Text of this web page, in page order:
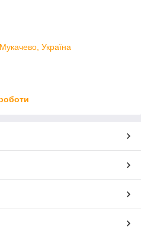
Україна